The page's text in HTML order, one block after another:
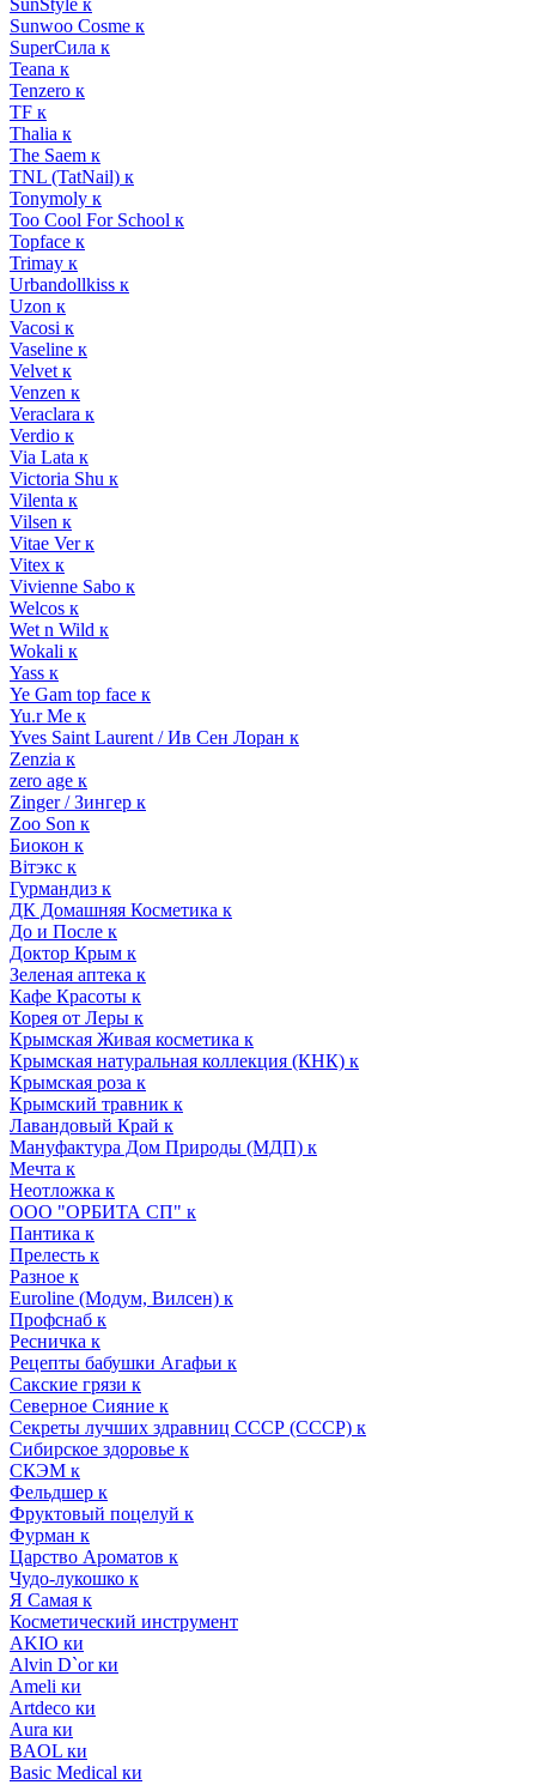
SunStyle к
Sunwoo Cosme к
SuperСила к
Teana к
Tenzero к
TF к
Thalia к
The Saem к
TNL (TatNail) к
Tonymoly к
Too Cool For School к
Topface к
Trimay к
Urbandollkiss к
Uzon к
Vacosi к
Vaseline к
Velvet к
Venzen к
Veraclara к
Verdio к
Via Lata к
Victoria Shu к
Vilenta к
Vilsen к
Vitae Ver к
Vitex к
Vivienne Sabo к
Welcos к
Wet n Wild к
Wokali к
Yass к
Ye Gam top face к
Yu.r Me к
Yves Saint Laurent / Ив Сен Лоран к
Zenzia к
zero age к
Zinger / Зингер к
Zoo Son к
Биокон к
Вiтэкс к
Гурмандиз к
ДК Домашняя Косметика к
До и После к
Доктор Крым к
Зеленая аптека к
Кафе Красоты к
Корея от Леры к
Крымская Живая косметика к
Крымская натуральная коллекция (КНК) к
Крымская роза к
Крымский травник к
Лавандовый Край к
Мануфактура Дом Природы (МДП) к
Мечта к
Неотложка к
ООО "ОРБИТА СП" к
Пантика к
Прелесть к
Разное к
Euroline (Модум, Вилсен) к
Профснаб к
Ресничка к
Рецепты бабушки Агафьи к
Сакские грязи к
Северное Сияние к
Секреты лучших здравниц СССР (СССР) к
Сибирское здоровье к
СКЭМ к
Фельдшер к
Фруктовый поцелуй к
Фурман к
Царство Ароматов к
Чудо-лукошко к
Я Самая к
Косметический инструмент
AKIO ки
Alvin D`or ки
Ameli ки
Artdeco ки
Aura ки
BAOL ки
Basic Medical ки